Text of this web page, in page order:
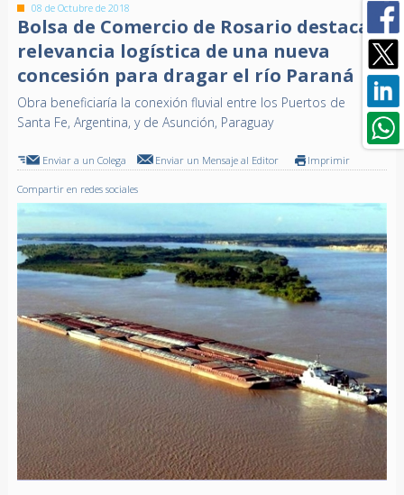
08 de Octubre de 2018
Bolsa de Comercio de Rosario destaca
relevancia logística de una nueva
concesión para dragar el río Paraná
Obra beneficiaría la conexión fluvial entre los Puertos de
Santa Fe, Argentina, y de Asunción, Paraguay
Enviar a un Colega Enviar un Mensaje al Editor Imprimir
Compartir en redes sociales